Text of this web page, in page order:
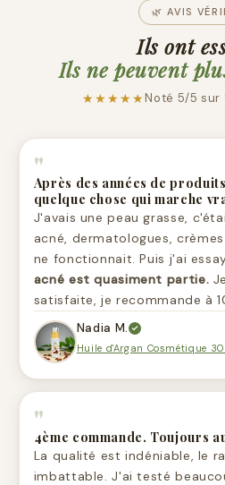
🌿 AVIS
Ils ont
Ils ne peuvent
★★★★★Noté 5/5 sur
"
Après des années de
quelque chose qui marche
J'avais une peau grasse,
acné, dermatologues,
ne fonctionnait. Puis j'ai
acné est quasiment partie.
satisfaite, je recommande à
Nadia M.
Huile d'Argan Cosmétique
"
4ème commande. Toujours
La qualité est indéniable, le
imbattable. J'ai testé